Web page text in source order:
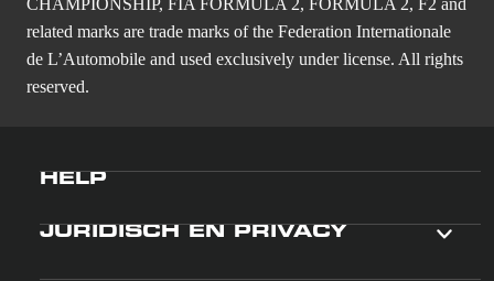
CHAMPIONSHIP, FIA FORMULA 2, FORMULA 2, F2 and
related marks are trade marks of the Federation Internationale
de L’Automobile and used exclusively under license. All rights
reserved.
HELP
JURIDISCH EN PRIVACY